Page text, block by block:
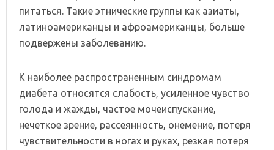
питаться. Такие этнические группы как азиаты,
латиноамериканцы и афроамериканцы, больше
подвержены заболеванию.
К наиболее распространенным синдромам
диабета относятся слабость, усиленное чувство
голода и жажды, частое мочеиспускание,
нечеткое зрение, рассеянность, онемение, потеря
чувствительности в ногах и руках, резкая потеря